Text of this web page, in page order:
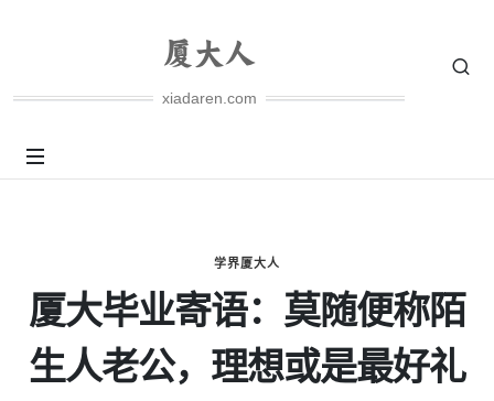
xiadaren.com
学界厦大人
厦大毕业寄语：莫随便称陌
生人老公，理想或是最好礼